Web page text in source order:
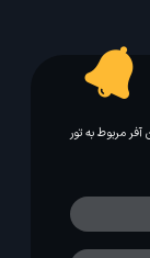
مربوط به تور